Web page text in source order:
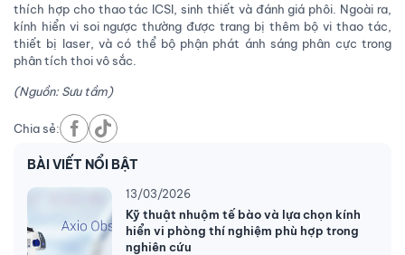
thích hợp cho thao tác ICSI, sinh thiết và đánh giá phôi. Ngoài ra,
kính hiển vi soi ngược thường được trang bị thêm bộ vi thao tác,
thiết bị laser, và có thể bộ phận phát ánh sáng phân cực trong
phân tích thoi vô sắc.
(Nguồn: Sưu tầm)
Chia sẻ:
BÀI VIẾT NỔI BẬT
13/03/2026
Kỹ thuật nhuộm tế bào và lựa chọn kính
hiển vi phòng thí nghiệm phù hợp trong
nghiên cứu